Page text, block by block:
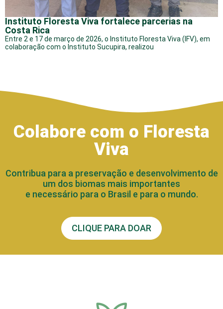
Instituto Floresta Viva fortalece parcerias na
Costa Rica
Entre 2 e 17 de março de 2026, o Instituto Floresta Viva (IFV), em
colaboração com o Instituto Sucupira, realizou
Colabore com o Floresta
Viva
Contribua para a preservação e desenvolvimento de
um dos biomas mais importantes
e necessário para o Brasil e para o mundo.
CLIQUE PARA DOAR